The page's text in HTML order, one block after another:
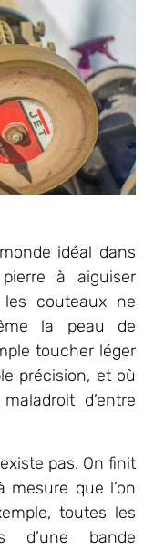
idéal dans
à aiguiser
couteaux ne
la peau de
toucher léger
précision, et où
d’entre
pas. On finit
que l’on
toutes les
d’une bande